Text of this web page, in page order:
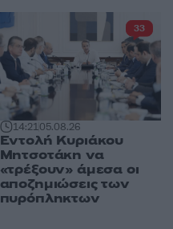
14:2105.08.26
Εντολή Κυριάκου
Μητσοτάκη να
«τρέξουν» άμεσα οι
αποζημιώσεις των
πυρόπληκτων
33